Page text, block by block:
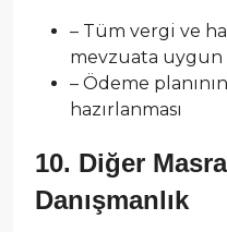
– Tüm vergi ve
mevzuata uygun
– Ödeme
hazırlanması
10. Diğer
Danışmanlık